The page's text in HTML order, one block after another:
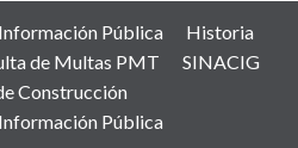
Información Pública
Historia
de Multas PMT
SINACIG
Construcción
Pública